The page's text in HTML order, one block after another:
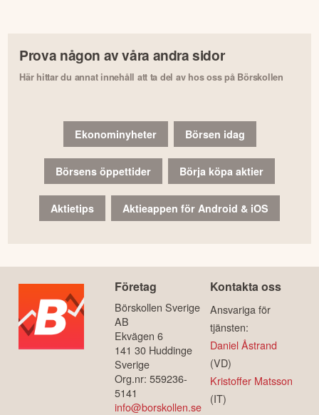
Prova någon av våra andra sidor
Här hittar du annat innehåll att ta del av hos oss på Börskollen
Ekonominyheter Börsen idag
Börsens öppettider Börja köpa aktier
Aktietips Aktieappen för Android & iOS
Företag
Börskollen Sverige
AB
Ekvägen 6
141 30 Huddinge
Sverige
Org.nr: 559236-
5141
info@borskollen.se
Kontakta oss
Ansvariga för
tjänsten:
Daniel Åstrand
(VD)
Kristoffer Matsson
(IT)